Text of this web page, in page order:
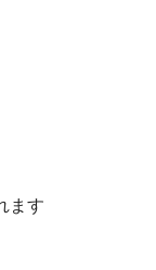
ます